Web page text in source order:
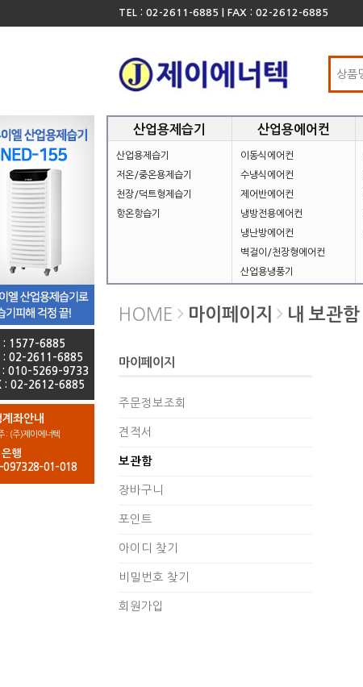
TEL : 02-2611-6885 | FAX : 02-2612-6885
: 1577-6885
: 02-2611-6885
: 010-5269-9733
: 02-2612-6885
좌안내
: (주)제이에너텍
행
097328-01-018
산업용제습기
산업용제습기
저온/중온용제습기
천장/덕트형제습기
항온항습기
산업용에어컨
이동식에어컨
수냉식에어컨
제어반에어컨
냉방전용에어컨
냉난방에어컨
벽걸이/천장형에어컨
산업용냉풍기
HOME 마이페이지 내 보관함
마이페이지
주문정보조회
견적서
보관함
장바구니
포인트
아이디 찾기
비밀번호 찾기
회원가입